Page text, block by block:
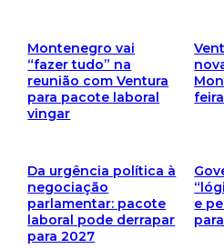
Montenegro vai
“fazer tudo” na
reunião com Ventura
para pacote laboral
vingar
Da urgência política à
negociação
parlamentar: pacote
laboral pode derrapar
para 2027
e